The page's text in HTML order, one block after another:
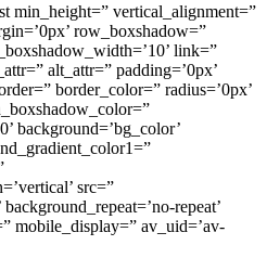
min_height=” vertical_alignment=”
row_boxshadow=”
link=”
alt_attr=” padding=’0px’
border_color=” radius=’0px’
background=’bg_color’
src=”
repeat’
mobile_display=” av_uid=’av-